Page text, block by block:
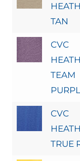
TAN
CVC
TEAM
CVC
TRUE